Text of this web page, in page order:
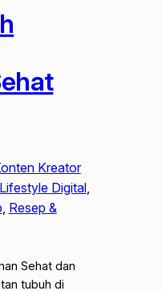
Kreator
Digital
, Resep &
Sehat dan
tubuh di